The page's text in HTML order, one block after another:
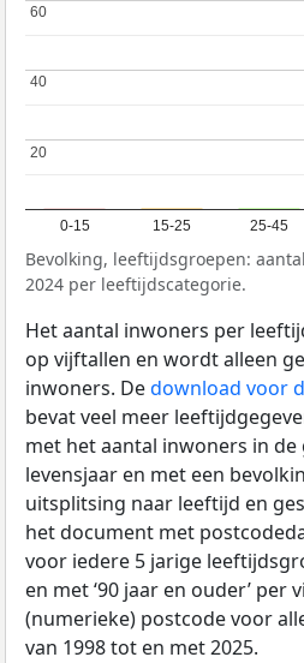
0-15 15-25 25-45
20
20
40
40
60
60
Bevolking, leeftijdsgroepen:
2024 per leeftijdscategorie.
Het aantal inwoners per
op vijftallen en wordt alleen
inwoners. Dedownload voor
bevat veel meer
met het aantal inwoners in
levensjaar en met een
uitsplitsing naar leeftijd en
het document met
voor iedere 5 jarige
en met ‘90 jaar en ouder’ per
(numerieke) postcode voor
van 1998 tot en met 2025.